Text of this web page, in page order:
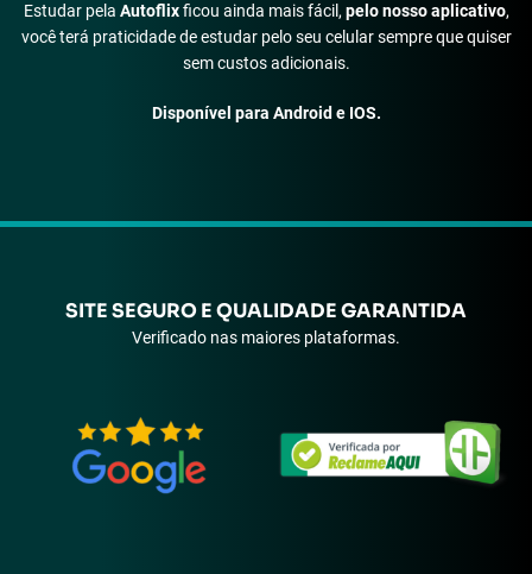
Estudar pela Autoflixficou ainda mais fácil, pelo nosso aplicativo,
você terá praticidade de estudar pelo seu celular sempre que quiser
sem custos adicionais.
Disponível para Android e IOS.
SITE SEGURO E QUALIDADE GARANTIDA
Verificado nas maiores plataformas.